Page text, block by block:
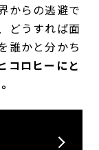
からの逃避で
どうすれば面
誰かと分かち
コロヒーにと